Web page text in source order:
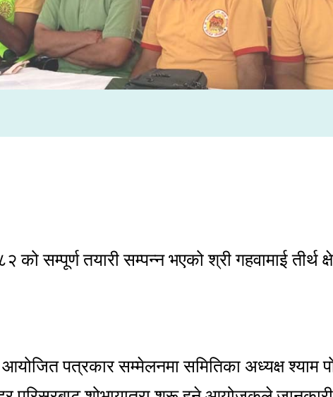
को सम्पूर्ण तयारी सम्पन्न भएको श्री गहवामाई तीर्थ
आयोजित पत्रकार सम्मेलनमा समितिका अध्यक्ष श्याम